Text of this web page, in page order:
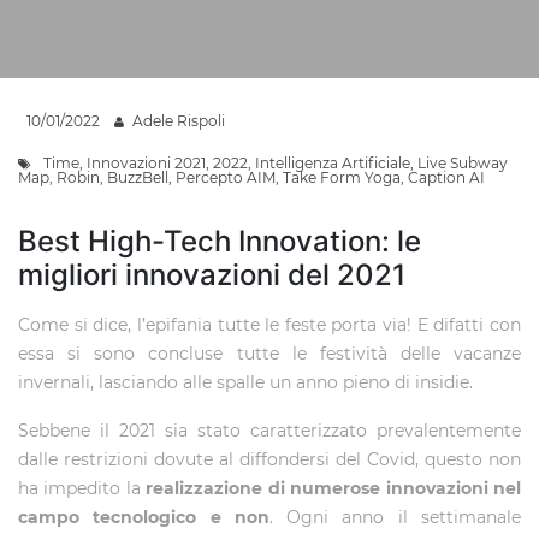
10/01/2022 Adele Rispoli
Time, Innovazioni 2021, 2022, Intelligenza Artificiale, Live Subway
Map, Robin, BuzzBell , Percepto AIM, Take Form Yoga, Caption AI
Best High-Tech Innovation: le
migliori innovazioni del 2021
Come si dice, l’epifania tutte le feste porta via! E difatti con
essa si sono concluse tutte le festività delle vacanze
invernali, lasciando alle spalle un anno pieno di insidie.
Sebbene il 2021 sia stato caratterizzato prevalentemente
dalle restrizioni dovute al diffondersi del Covid, questo non
ha impedito la realizzazione di numerose innovazioni nel
campo tecnologico e non.Ogni anno il settimanale